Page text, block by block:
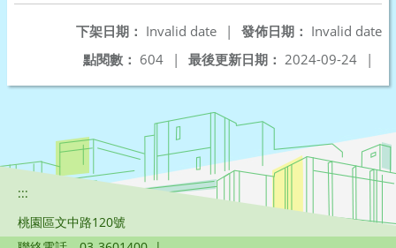
發佈日期： Invalid date
下架日期： Invalid date
|
最後更新日期： 2024-09-24 |
點閱數： 604 |
:::
桃園區文中路120號